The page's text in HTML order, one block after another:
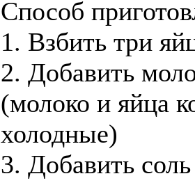
Способ
1. Взбить три
2. Добавить
(молоко и яйца
холодные)
3. Добавить